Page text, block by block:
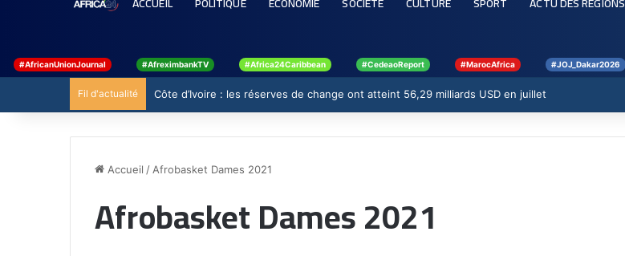
#AfricanUnionJournal #AfreximbankTV #Africa24Caribbean #CedeaoReport #MarocAfrica #JOJ_Dakar2026
Fil d'actualité Côte d’Ivoire : les réserves de change ont atteint 56,29 milliards USD en juillet
Accueil /Afrobasket Dames 2021
Afrobasket Dames 2021